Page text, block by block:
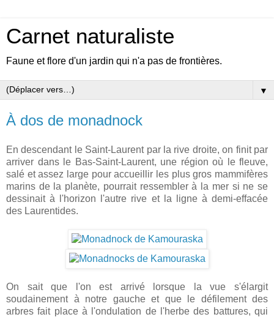
Carnet naturaliste
Faune et flore d'un jardin qui n'a pas de frontières.
▼
À dos de monadnock
En descendant le Saint-Laurent par la rive droite, on finit par
arriver dans le Bas-Saint-Laurent, une région où le fleuve,
salé et assez large pour accueillir les plus gros mammifères
marins de la planète, pourrait ressembler à la mer si ne se
dessinait à l'horizon l'autre rive et la ligne à demi-effacée
des Laurentides.
On sait que l'on est arrivé lorsque la vue s'élargit
soudainement à notre gauche et que le défilement des
arbres fait place à l'ondulation de l'herbe des battures, qui